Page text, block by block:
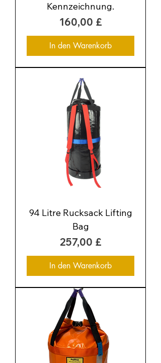
Kennzeichnung.
Preis
160,00 £
In den Warenkorb
94 Litre Rucksack Lifting
Bag
Preis
257,00 £
In den Warenkorb